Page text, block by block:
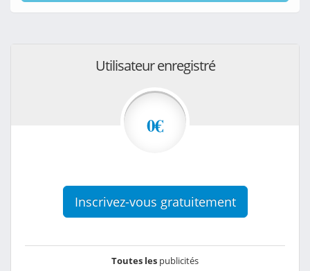
Utilisateur enregistré
0€
Inscrivez-vous gratuitement
Toutes les publicités